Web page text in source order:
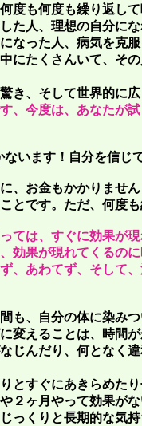
度も何度も繰り返し
た人、理想の自分に
った人、病気を克服
にたくさんいて、そ
き、そして世界的に
、今度は、あなたが
ないます！自分を信じ
、お金もかかりませ
とです。ただ、何度
ては、すぐに効果が
効果が現れてくるの
、あわてず、そして
も、自分の体に染み
変えることは、時間
じんだり、何となく
とすぐにあきらめた
２ヶ月やって効果が
っくりと長期的な気